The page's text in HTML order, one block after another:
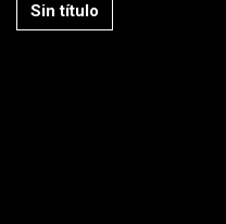
Sin título